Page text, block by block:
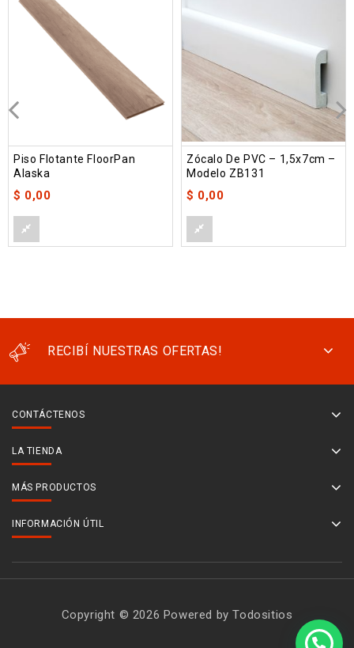
Piso Flotante FloorPan
Alaska
$ 0,00
Zócalo De PVC – 1,5x7cm –
Modelo ZB131
$ 0,00
RECIBÍ NUESTRAS OFERTAS!
CONTÁCTENOS
LA TIENDA
MÁS PRODUCTOS
INFORMACIÓN ÚTIL
Copyright © 2026 Powered by Todositios